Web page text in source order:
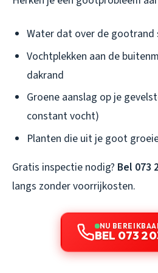
Water dat over de
Vochtplekken aan de
dakrand
Groene aanslag op je
constant vocht)
Planten die uit je goot
Gratis inspectie nodig? Bel 073
langs zonder voorrijkosten.
NU
BEL 073